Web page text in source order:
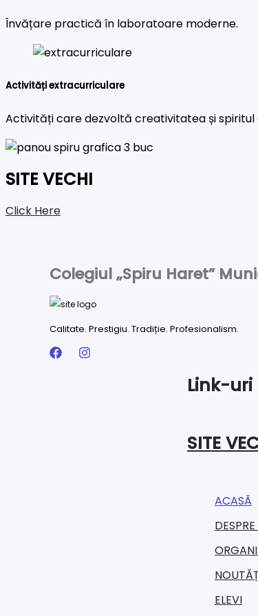
Învățare practică în laboratoare moderne.
Activități extracurriculare
Activități care dezvoltă creativitatea și spiritul
SITE VECHI
Click Here
Colegiul „Spiru Haret”
Calitate. Prestigiu. Tradiție. Profesionalism.
Link-
SITE
ACASĂ
ELEVI